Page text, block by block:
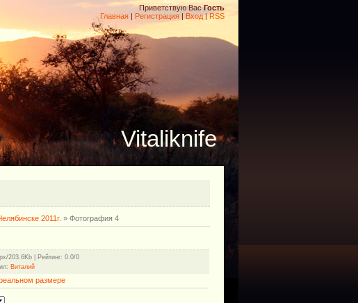
Приветствую Вас Гость
Главная | Регистрация | Вход|RSS
Vitaliknife
2011г. » Фотография 4
203.6Kb | Рейтинг: 0.0/0
: Виталий
размере